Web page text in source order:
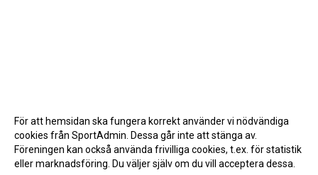
För att hemsidan ska fungera korrekt använder vi nödvändiga
cookies från SportAdmin. Dessa går inte att stänga av.
Föreningen kan också använda frivilliga cookies, t.ex. för statistik
eller marknadsföring. Du väljer själv om du vill acceptera dessa.